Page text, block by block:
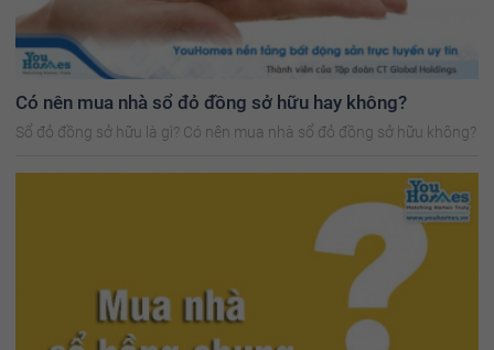
Có nên mua nhà sổ đỏ đồng sở hữu hay không?
Sổ đỏ đồng sở hữu là gì? Có nên mua nhà sổ đỏ đồng sở hữu không?